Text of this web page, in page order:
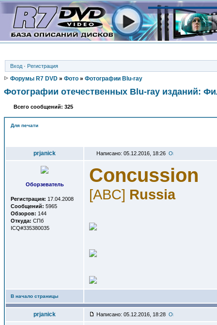
Вход · Регистрация
Форумы R7 DVD » Фото » Фотографии Blu-ray
Фотографии отечественных Blu-ray изданий:
Всего сообщений: 325
Для печати
prjanick Написано: 05.12.2016, 18:26
Оборзеватель
Регистрация: 17.04.2008
Сообщений: 5965
Обзоров: 144
Откуда: СПб
ICQ#335380035
Concussion
[ABC] Russia
В начало страницы
prjanick Написано: 05.12.2016, 18:28